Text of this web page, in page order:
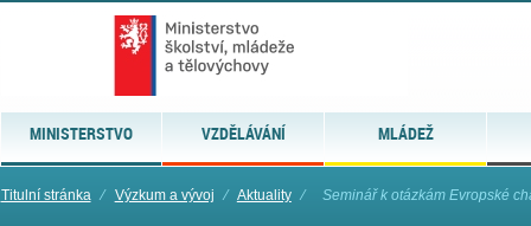
MINISTERSTVO VZDĚLÁVÁNÍ MLÁDEŽ
Titulní stránka ⁄ Výzkum a vývoj ⁄ Aktuality ⁄ Seminář k otázkám Evropské